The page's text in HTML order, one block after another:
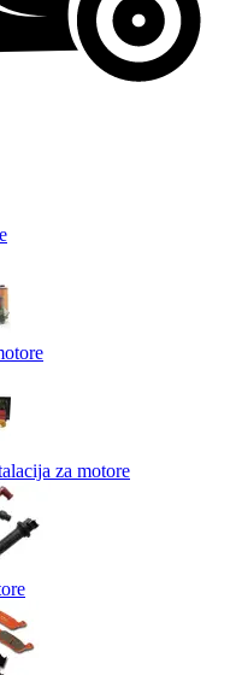
za motore